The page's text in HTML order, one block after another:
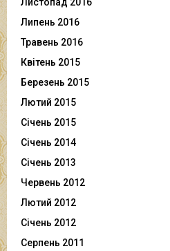
Липень 2016
Травень 2016
Квітень 2015
Березень 2015
Лютий 2015
Січень 2015
Січень 2014
Січень 2013
Червень 2012
Лютий 2012
Січень 2012
Серпень 2011